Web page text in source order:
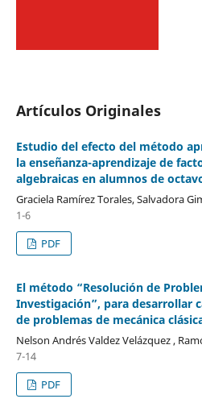
Artículos Originales
Estudio del efecto del método
la enseñanza-aprendizaje de
algebraicas en alumnos de
Graciela Ramírez Torales, Salvadora
1-6
PDF
El método “Resolución de
Investigación”, para desarrollar
de problemas de mecánica
Nelson Andrés Valdez Velázquez ,
7-14
PDF